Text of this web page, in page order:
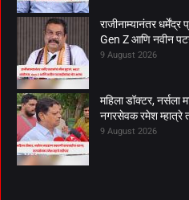
राजीनाम्यानंतर
Gen Z आणि नवीन
9 August 2026
महिला डॉक्टर, नर्सला
नगरसेवक रमेश म्हात्रे
9 August 2026